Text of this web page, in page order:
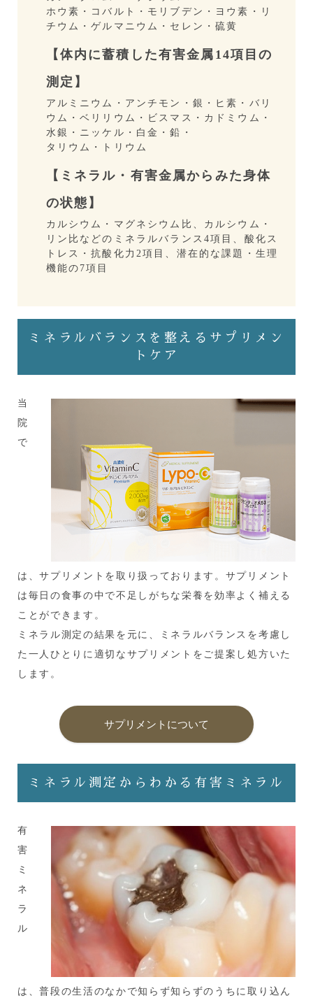
ホウ素・コバルト・モリブデン・ヨウ素・リ
チウム・ゲルマニウム・セレン・硫黄
【体内に蓄積した有害金属14項目の
測定】
アルミニウム・アンチモン・銀・ヒ素・バリ
ウム・ベリリウム・ビスマス・カドミウム・
水銀・ニッケル・白金・鉛・
タリウム・トリウム
【ミネラル・有害金属からみた身体
の状態】
カルシウム・マグネシウム比、カルシウム・
リン比などのミネラルバランス4項目、酸化ス
トレス・抗酸化力2項目、潜在的な課題・生理
機能の7項目
ミネラルバランスを整えるサプリメン
トケア
当
院
で
は、サプリメントを取り扱っております。サプリメント
は毎日の食事の中で不足しがちな栄養を効率よく補える
ことができます。
ミネラル測定の結果を元に、ミネラルバランスを考慮し
た一人ひとりに適切なサプリメントをご提案し処方いた
します。
サプリメントについて
ミネラル測定からわかる有害ミネラル
有
害
ミ
ネ
ラ
ル
は、普段の生活のなかで知らず知らずのうちに取り込ん